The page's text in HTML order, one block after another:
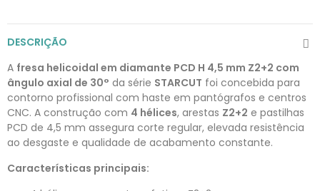
DESCRIÇÃO
A fresa helicoidal em diamante PCD H 4,5 mm Z2+2 com
ângulo axial de 30° da série STARCUT foi concebida para
contorno profissional com haste em pantógrafos e centros
CNC. A construção com 4 hélices, arestas Z2+2 e pastilhas
PCD de 4,5 mm assegura corte regular, elevada resistência
ao desgaste e qualidade de acabamento constante.
Características principais: